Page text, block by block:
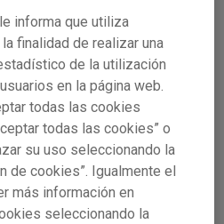
(FNMT, DNIe) puedes
y de manera inmediata.
digital
electrónico, puedes crear tu
acreditativa (copia del
informa que utiliza
finalidad de realizar una
de la utilización
en la página web.
todas las cookies
todas las cookies” o
su uso seleccionando la
de cookies”. Igualmente el
más información en
seleccionando la